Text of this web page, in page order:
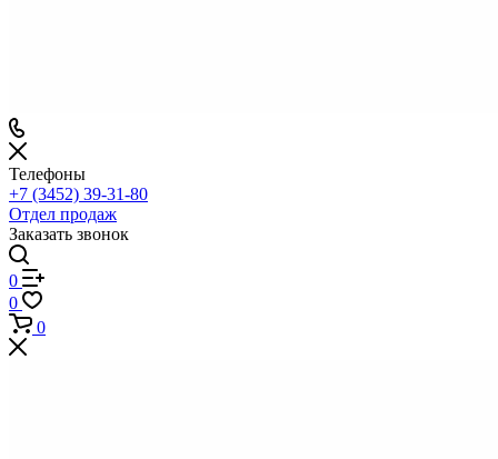
Телефоны
+7 (3452) 39-31-80
Отдел продаж
Заказать звонок
0
0
0